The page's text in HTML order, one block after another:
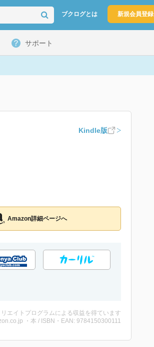
ブクログとは 新規会員登録
サポート
Kindle版
Amazon詳細ページへ
エイトプログラムによる収益を得ています
・本 / ISBN・EAN: 9784150300111